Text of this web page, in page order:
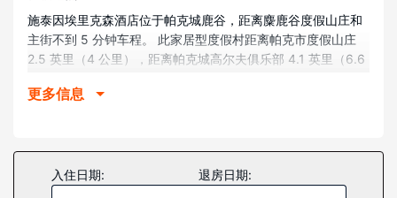
施泰因埃里克森酒店位于帕克城鹿谷，距离麋鹿谷度假山庄和
主街不到 5 分钟车程。 此家居型度假村距离帕克市度假山庄
2.5 英里（4 公里），距离帕克城高尔夫俱乐部 4.1 英里（6.6
客房
旅途中找到家的舒适。带有卫星频道的智能电视可满足您的娱
乐需求；同时提供免费无线网络，方便您与朋友保持联系。配
备淋浴/盆浴组合的私人浴室提供浸泡浴缸和名牌洗护用品。便
更多信息
入住日期: 退房日期: